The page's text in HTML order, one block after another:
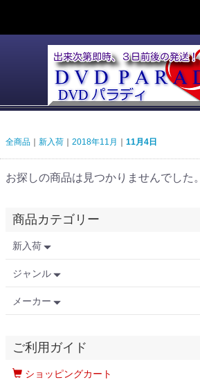
全商品 新入荷 2018年11月 11月4日
お探しの商品は見つかりませんでした。
商品カテゴリー
新入荷
ジャンル
メーカー
ご利用ガイド
ショッピングカート